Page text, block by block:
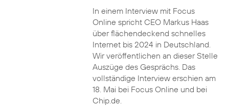
In einem Interview mit Focus
Online spricht CEO Markus Haas
über flächendeckend schnelles
Internet bis 2024 in Deutschland.
Wir veröffentlichen an dieser Stelle
Auszüge des Gesprächs. Das
vollständige Interview erschien am
18. Mai bei Focus Online und bei
Chip.de.